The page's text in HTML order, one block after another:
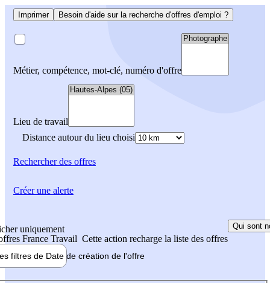
Imprimer Besoin d'aide sur la recherche d'offres d'emploi ?
Métier, compétence, mot-clé, numéro d'offre
Lieu de travail
Distance autour du lieu choisi
Rechercherdes offres
uniquement
France Travail Cette action recharge la liste des offres
Qui sont
filtres de Date de création de l'offre
Créer une alerte